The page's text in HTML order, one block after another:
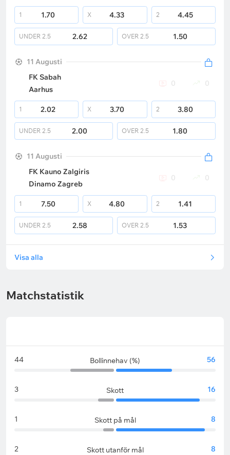
1 1.70 X 4.33 2 4.45
UNDER 2.5 2.62 OVER 2.5 1.50
11 Augusti
FK Sabah
Aarhus
0 0
1 2.02 X 3.70 2 3.80
UNDER 2.5 2.00 OVER 2.5 1.80
11 Augusti
FK Kauno Zalgiris
Dinamo Zagreb
0 0
1 7.50 X 4.80 2 1.41
UNDER 2.5 2.58 OVER 2.5 1.53
Visa alla
Matchstatistik
44 Bollinnehav (%) 56
3 Skott 16
1 Skott på mål 8
2 Skott utanför mål 8